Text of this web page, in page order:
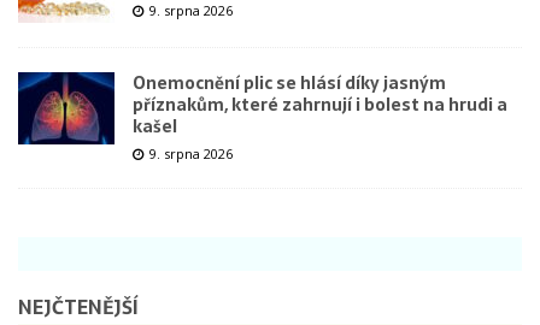
9. srpna 2026
Onemocnění plic se hlásí díky jasným
příznakům, které zahrnují i bolest na hrudi a
kašel
9. srpna 2026
NEJČTENĚJŠÍ